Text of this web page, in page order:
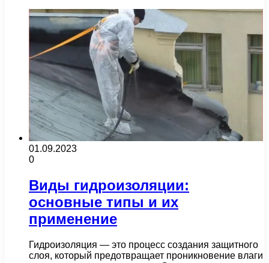
01.09.2023
0
Виды гидроизоляции:
основные типы и их
применение
Гидроизоляция — это процесс создания защитного
слоя, который предотвращает проникновение влаги